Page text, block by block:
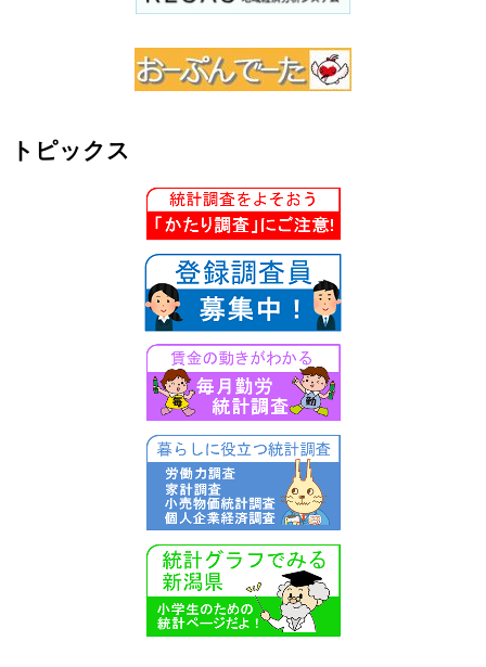
トピックス